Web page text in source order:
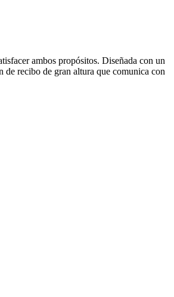
ambos propósitos. Diseñada con un
de recibo de gran altura que comunica con